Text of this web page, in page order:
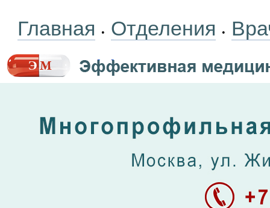
Главная • Отделения •